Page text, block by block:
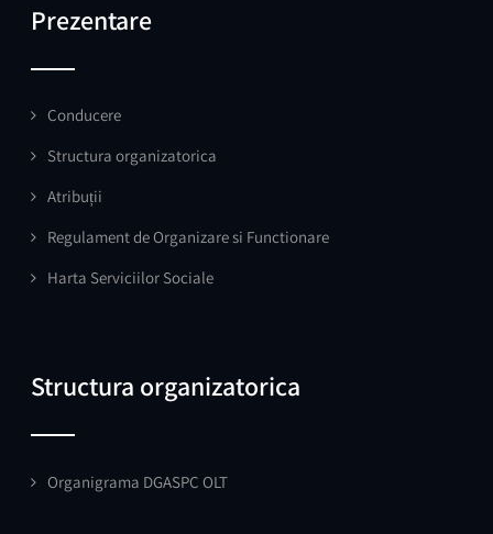
Prezentare
Conducere
Structura organizatorica
Atribuții
Regulament de Organizare si Functionare
Harta Serviciilor Sociale
Structura organizatorica
Organigrama DGASPC OLT